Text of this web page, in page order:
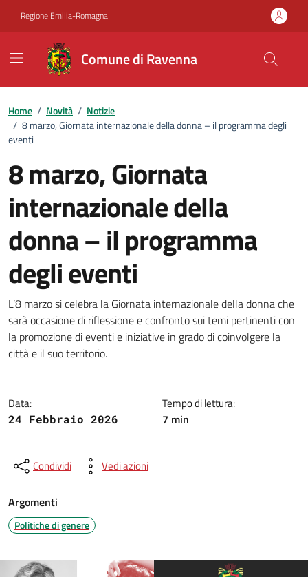
Regione Emilia-Romagna
Comune di Ravenna
Home / Novità / Notizie
/ 8 marzo, Giornata internazionale della donna – il programma degli
eventi
8 marzo, Giornata
internazionale della
donna – il programma
degli eventi
Dettagli della notizia
L’8 marzo si celebra la Giornata internazionale della donna che
sarà occasione di riflessione e confronto sui temi pertinenti con
la promozione di eventi e iniziative in grado di coinvolgere la
città e il suo territorio.
Data:
24 Febbraio 2026
Tempo di lettura:
7 min
Condividi Vedi azioni
Argomenti
Politiche di genere